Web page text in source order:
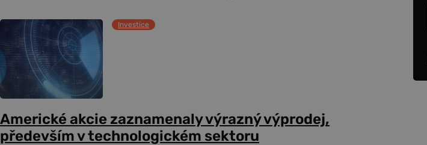
Investice
Americké akcie zaznamenaly výrazný výprodej,
především v technologickém sektoru